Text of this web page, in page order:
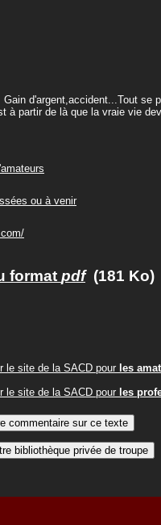
d'argent,accident...Tout
à partir de là que la vraie vie
ou à venir
format pdf(181 Ko)
le site de la SACD pour les
le site de la SACD pour les